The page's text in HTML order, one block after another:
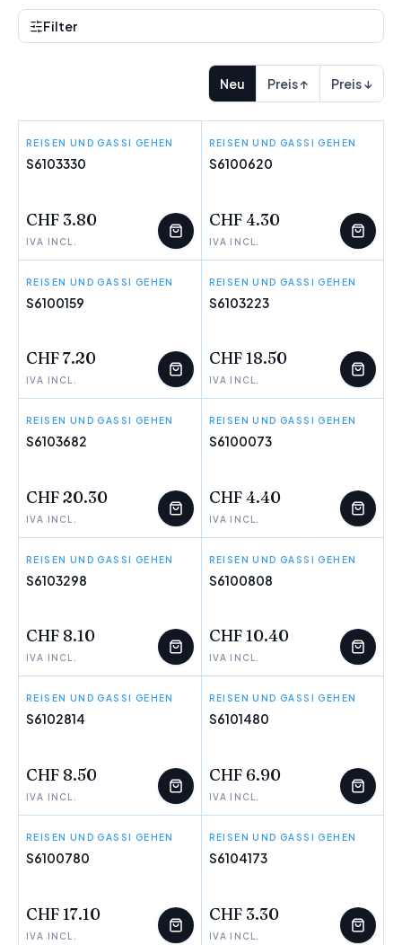
Filter
Neu Preis ↑ Preis ↓
GLORIA
REISEN UND GASSI GEHEN
S6103330
CHF 3.80
IVA INCL.
RED DINGO
REISEN UND GASSI GEHEN
S6100620
CHF 4.30
IVA INCL.
RED DINGO
REISEN UND GASSI GEHEN
S6100159
CHF 7.20
IVA INCL.
RED DINGO
REISEN UND GASSI GEHEN
S6103223
CHF 18.50
IVA INCL.
HUNTER
REISEN UND GASSI GEHEN
S6103682
CHF 20.30
IVA INCL.
RED DINGO
REISEN UND GASSI GEHEN
S6100073
CHF 4.40
IVA INCL.
GLORIA
REISEN UND GASSI GEHEN
S6103298
CHF 8.10
IVA INCL.
GLORIA
REISEN UND GASSI GEHEN
S6100808
CHF 10.40
IVA INCL.
HUNTER
REISEN UND GASSI GEHEN
S6102814
CHF 8.50
IVA INCL.
RED DINGO
REISEN UND GASSI GEHEN
S6101480
CHF 6.90
IVA INCL.
GLORIA
REISEN UND GASSI GEHEN
S6100780
CHF 17.10
IVA INCL.
RED DINGO
REISEN UND GASSI GEHEN
S6104173
CHF 3.30
IVA INCL.